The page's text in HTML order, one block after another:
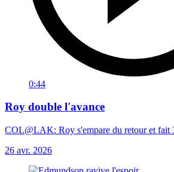
0:44
Roy double l'avance
COL@LAK: Roy s'empare du retour et fait
26 avr. 2026